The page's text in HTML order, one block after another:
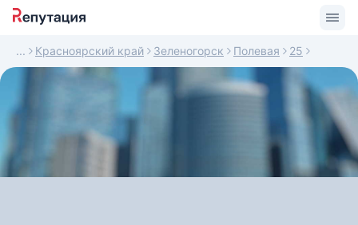
Красноярский край Зеленогорск Полевая 25